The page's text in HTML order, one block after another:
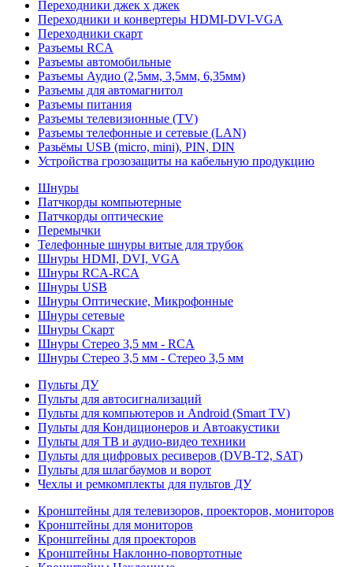
Переходники джек х джек
Переходники и конвертеры HDMI-DVI-VGA
Переходники скарт
Разъемы RCA
Разъемы автомобильные
Разъемы Аудио (2,5мм, 3,5мм, 6,35мм)
Разъемы для автомагнитол
Разъемы питания
Разъемы телевизионные (TV)
Разъемы телефонные и сетевые (LAN)
Разьёмы USB (micro, mini), PIN, DIN
Устройства грозозащиты на кабельную продукцию
Шнуры
Патчкорды компьютерные
Патчкорды оптические
Перемычки
Телефонные шнуры витые для трубок
Шнуры HDMI, DVI, VGA
Шнуры RCA-RCA
Шнуры USB
Шнуры Оптические, Микрофонные
Шнуры сетевые
Шнуры Скарт
Шнуры Стерео 3,5 мм - RCA
Шнуры Стерео 3,5 мм - Стерео 3,5 мм
Пульты ДУ
Пульты для автосигнализаций
Пульты для компьютеров и Android (Smart TV)
Пульты для Кондиционеров и Автоакустики
Пульты для ТВ и аудио-видео техники
Пульты для цифровых ресиверов (DVB-T2, SAT)
Пульты для шлагбаумов и ворот
Чехлы и ремкомплекты для пультов ДУ
Кронштейны для телевизоров, проекторов, мониторов
Кронштейны для мониторов
Кронштейны для проекторов
Кронштейны Наклонно-повортотные